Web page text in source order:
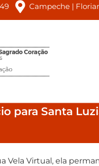
Campeche |
para Santa
Vela Virtual, ela